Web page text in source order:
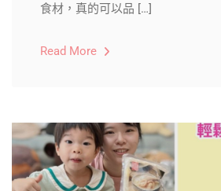
食材，真的可以品 […]
Read More